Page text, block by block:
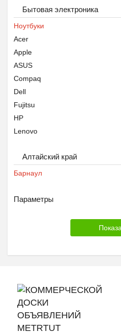
Бытовая электроника
Ноутбуки
Acer
Apple
ASUS
Compaq
Dell
Fujitsu
HP
Lenovo
Microsoft
Samsung
Toshiba
Алтайский край
Барнаул
Параметры